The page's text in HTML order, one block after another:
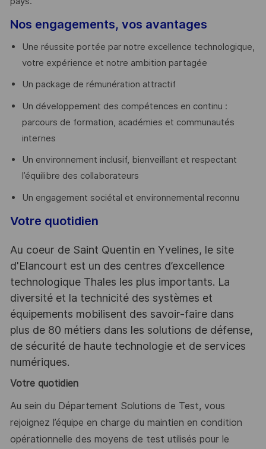
Nos engagements, vos avantages
Une réussite portée par notre excellence technologique,
votre expérience et notre ambition partagée
Un package de rémunération attractif
Un développement des compétences en continu :
parcours de formation, académies et communautés
internes
Un environnement inclusif, bienveillant et respectant
l’équilibre des collaborateurs
Un engagement sociétal et environnemental reconnu
Votre quotidien
Au coeur de Saint Quentin en Yvelines, le site
d'Elancourt est un des centres d’excellence
technologique Thales les plus importants. La
diversité et la technicité des systèmes et
équipements mobilisent des savoir-faire dans
plus de 80 métiers dans les solutions de défense,
de sécurité de haute technologie et de services
numériques.
Votre quotidien
Au sein du Département Solutions de Test, vous
rejoignez l’équipe en charge du maintien en condition
opérationnelle des moyens de test utilisés pour le